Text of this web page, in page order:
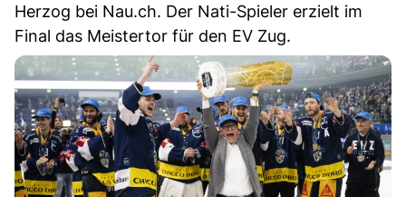
Herzog bei Nau.ch. Der Nati-Spieler erzielt im
Final das Meistertor für den EV Zug.